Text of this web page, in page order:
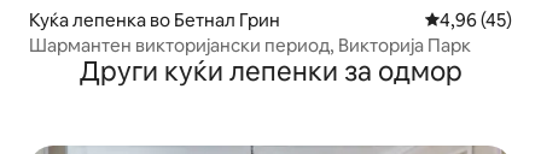
Куќа лепенка во Бетнал Грин Просечна
4,96 (45)
Шармантен викторијански период, Викторија Парк
Други куќи лепенки за одмор